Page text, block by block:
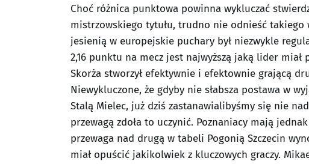
Choć różnica punktowa powinna wykluczać
mistrzowskiego tytułu, trudno nie odnieść takiego
jesienią w europejskie puchary był niezwykle
2,16 punktu na mecz jest najwyższą jaką lider
Skorża stworzył efektywnie i efektownie grającą
Niewykluczone, że gdyby nie słabsza postawa w
Stalą Mielec, już dziś zastanawialibyśmy się nie
przewagą zdoła to uczynić. Poznaniacy mają
przewaga nad drugą w tabeli Pogonią Szczecin
miał opuścić jakikolwiek z kluczowych graczy.